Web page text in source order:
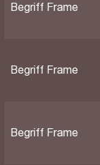
Begriff Frame
Begriff Frame
Begriff Frame